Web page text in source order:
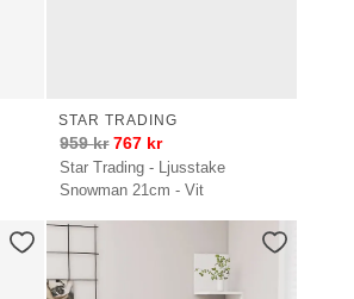
Star Trading - Ljusstake
Snowman 21cm - Vit
STAR TRADING
959kr 767 kr